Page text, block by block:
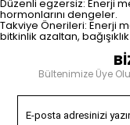
Düzenli egzersiz: Enerji
hormonlarını dengeler.
Takviye Önerileri: Enerji
bitkinlik azaltan,
Bültenimize Üye